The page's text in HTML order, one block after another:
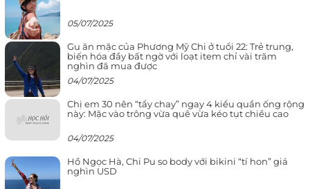
05/07/2025
Gu ăn mặc của Phương Mỹ Chi ở tuổi 22: Trẻ trung,
biến hóa đầy bất ngờ với loạt item chỉ vài trăm
nghìn đã mua được
04/07/2025
Chị em 30 nên “tẩy chay” ngay 4 kiểu quần ống rộng
này: Mặc vào trông vừa quê vừa kéo tụt chiều cao
04/07/2025
Hồ Ngọc Hà, Chi Pu so body với bikini “tí hon” giá
nghìn USD